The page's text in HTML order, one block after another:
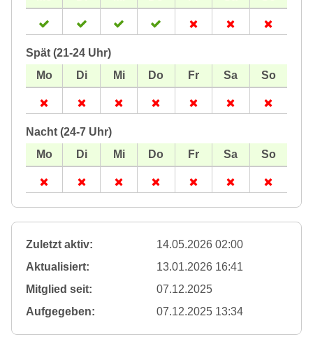
Spät (21-24 Uhr)
Nacht (24-7 Uhr)
Zuletzt aktiv:
14.05.2026 02:00
Aktualisiert:
13.01.2026 16:41
Mitglied seit:
07.12.2025
Aufgegeben:
07.12.2025 13:34